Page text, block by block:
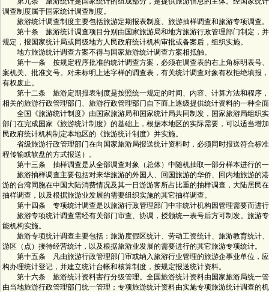
调查制度属于国家统计调查制度。
旅游统计调查制度主要包括旅游定期报表制度、旅游抽样调查和旅游专项调查。
第十条 旅游统计调查项目分别由国家旅游局和地方旅游行政管理部门制定，并
规定，报国家统计局或同级地方人民政府统计机构审批或备案后，组织实施。
地方旅游统计调查方案不得与国家旅游统计调查方案相抵触。
第十一条 按规定程序批准的统计调查方案，必须在调查表的右上角标明表号、
案机关、批准文号。对未标明上述字样的调查表，有关统计调查对象有权拒绝填报
有权废止。
第十二条 旅游定期报表制度是按照统一规定的时间、内容、计算方法和程序，
相关的旅游行政管理部门、旅游行政管理部门自下而上逐级提供统计资料的一种全
全国《旅游统计制度》由国家旅游局和国家统计局共同制发，国家旅游局组织
部门在完成国家《旅游统计制度》的基础上，根据本地区的实际需要，可以适当增
民政府统计机构制定本地区的《旅游统计制度》并实施。
省级旅游行政管理部门在向国家旅游局报送统计资料时，必须同时报送符合标
程传输或软盘的方式报送）。
第十三条 抽样调查是从全部调查对象（总体）中随机抽取一部分样本进行的
旅游抽样调查主要包括对来华旅游的外国人、回国旅游的华侨、回内地旅游的
游的台湾同胞在中国大陆消费情况及其一日游游客所占比重的抽样调查，大陆居民
抽样调查，以及根据旅游业发展的需要组织实施的其它抽样调查。
第十四条 专项统计调查是以旅游行政管理部门中非统计机构因管理需要而进行
旅游专项统计调查需经有关部门审查、协调，授颁统一表号后方可制发。旅游
能机构实施。
旅游专项统计调查主要包括：旅游度假区统计、劳动工资统计、旅游教育统计
游区（点）接待经营统计，以及根据旅游业发展的需要进行的其它旅游专项统计。
第十五条 凡由旅游行政管理部门审或纳入旅游行业管理的旅游企事业单位，应
构办理统计登记，并建立统计台帐和核算制度，按规定报送统计资料。
第十六条 旅游统计资料害行分级管理。全国旅游统计资料由国家旅游局统一管
由当地旅游行政管理部门统一管理；专项旅游统计资料由实施专项旅游统计调查的